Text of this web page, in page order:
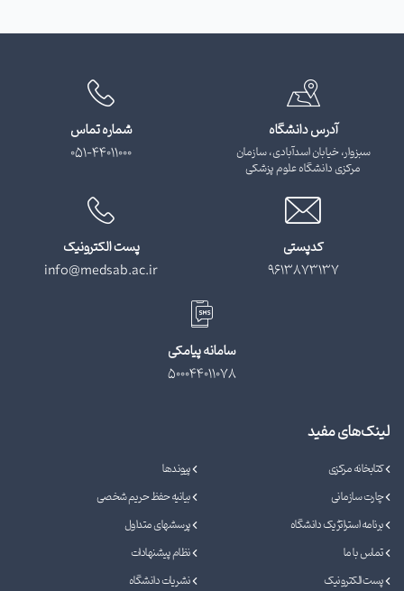
آدرس دانشگاه
سبزوار، خیابان اسدآبادی، سازمان
مرکزی دانشگاه علوم پزشکی
شماره تماس
051-44011000
کدپستی
9613873137
پست الکترونیک
info@medsab.ac.ir
سامانه پیامکی
500044011078
لینک‌های مفید
کتابخانه مرکزی
پیوندها
چارت سازمانی
بیانیه حفظ حریم شخصی
برنامه استراتژیک دانشگاه
پرسشهای متداول
تماس با ما
نظام پیشنهادات
پست الکترونیک
نشریات دانشگاه